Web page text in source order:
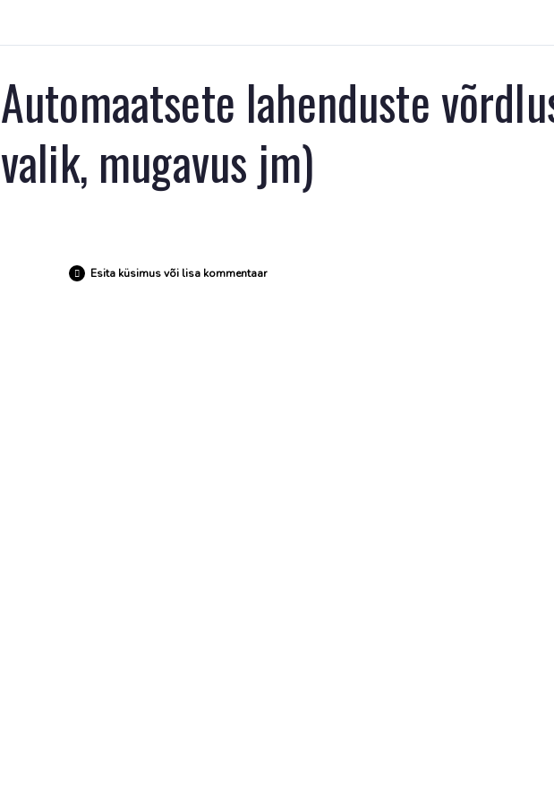
Automaatsete lahenduste
valik, mugavus jm)
Esita küsimus või lisa kommentaar